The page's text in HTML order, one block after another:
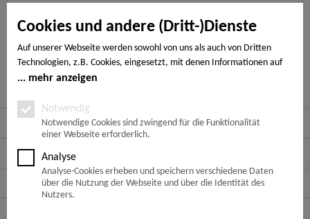
Cookies und andere (Dritt-)Dienste
Auf unserer Webseite werden sowohl von uns als auch von Dritten
Technologien, z.B. Cookies, eingesetzt, mit denen Informationen auf
Ihrem Endgerät gespeichert und/oder von Ihrem Endgerät abgerufen
Notwendige Cookies, Analyse-, Marketing- und Statistik-Cookies. Bei
den notwendigen Cookies handelt es sich um solche, die technisch
notwendig sind, um den von Ihnen gewünschten Dienst
bereitzustellen, die übrigen Cookies werden nur auf Grund einer von
Ihnen erteilten Einwilligung gesetzt. Die Einwilligung ist freiwillig.
Personen, die das 16. Lebensjahr noch nicht vollendet haben,
benötigen die Zustimmung der Sorgeberechtigten. Sie können Ihre
mehr anzeigen
Notwendig
Notwendige Cookies sind zwingend für die Funktionalität
einer Webseite erforderlich.
Analyse
Analyse-Cookies erheben und speichern verschiedene Daten
über die Nutzung der Webseite und über die Identität des
Nutzers.
Bewertungen
0
Bewertungen lesen, schreiben und diskutieren... mehr
Kunden haben sich ebenfalls angesehen
Service Hotline
Shop Service
Informationen